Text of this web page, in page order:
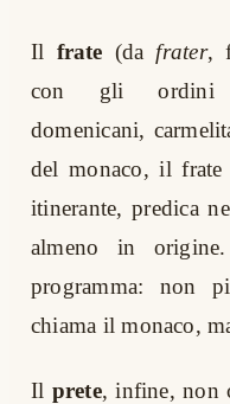
Il frate (da frater,
con gli ordini
domenicani,
del monaco, il
itinerante, predica
almeno in
programma: non
chiama il monaco,
Il prete, infine, non